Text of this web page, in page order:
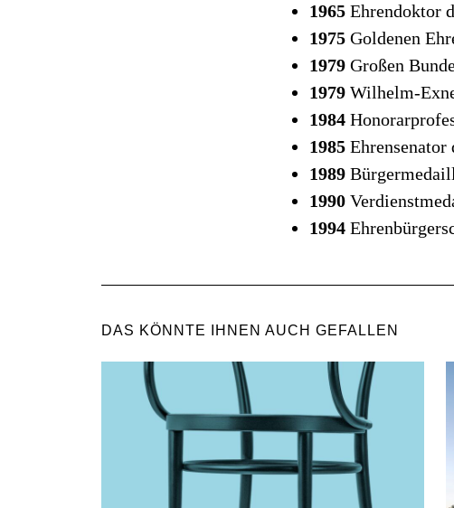
1965 Ehrendoktor
1975 Goldenen
1979 Großen
1979 Wilhelm-
1984
1985
1989
1990
1994
DAS KÖNNTE IHNEN AUCH GEFALLEN